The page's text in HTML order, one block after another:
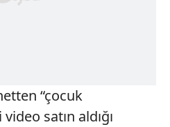
“çocuk
satın aldığı